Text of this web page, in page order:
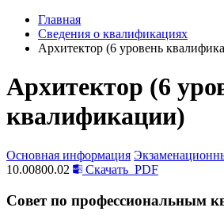
Главная
Сведения о квалификациях
Архитектор (6 уровень
Архитектор (6
квалификации)
Основная информация
10.00800.02
Скачать PDF
Совет по профессиональным